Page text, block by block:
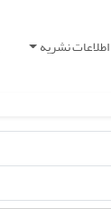
اطلاعات نشریه